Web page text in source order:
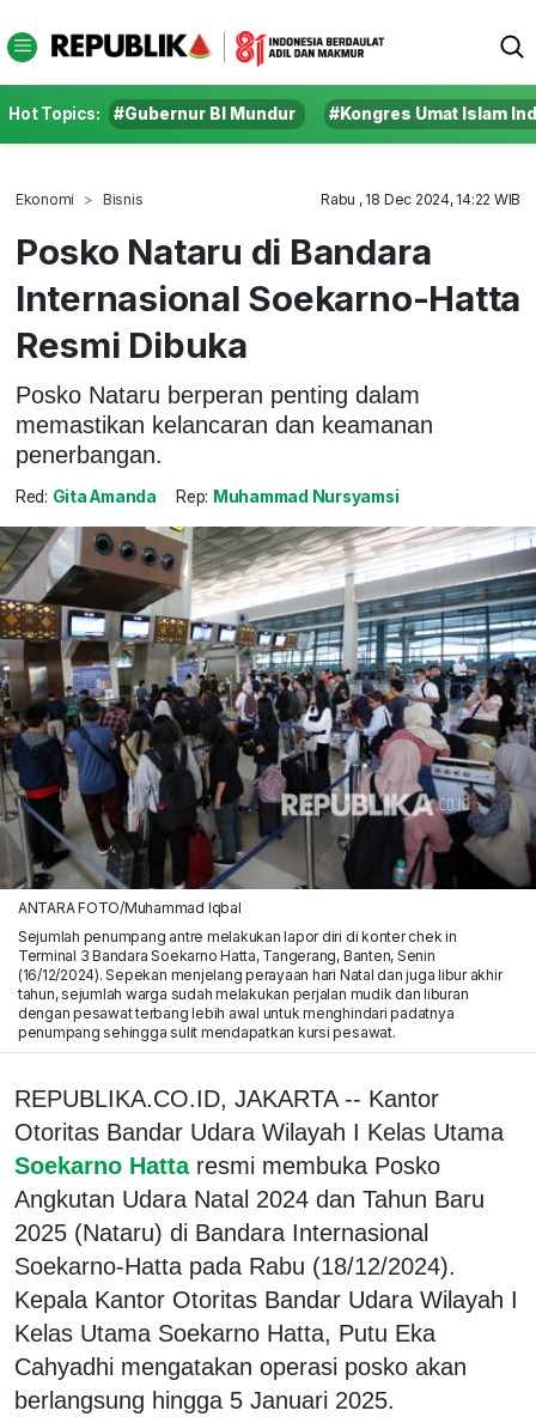
Hot Topics: #Gubernur BI Mundur #Kongres Umat Islam
Ekonomi Bisnis Rabu , 18 Dec 2024, 14:22 WIB
Posko Nataru di Bandara
Internasional Soekarno-Hatta
Resmi Dibuka
Posko Nataru berperan penting dalam
memastikan kelancaran dan keamanan
penerbangan.
Red: Gita Amanda Rep: Muhammad Nursyamsi
ANTARA FOTO/Muhammad Iqbal
Sejumlah penumpang antre melakukan lapor diri di konter chek in
Terminal 3 Bandara Soekarno Hatta, Tangerang, Banten, Senin
(16/12/2024). Sepekan menjelang perayaan hari Natal dan juga libur akhir
tahun, sejumlah warga sudah melakukan perjalan mudik dan liburan
dengan pesawat terbang lebih awal untuk menghindari padatnya
penumpang sehingga sulit mendapatkan kursi pesawat.
REPUBLIKA.CO.ID, JAKARTA -- Kantor
Otoritas Bandar Udara Wilayah I Kelas Utama
Soekarno Hatta resmi membuka Posko
Angkutan Udara Natal 2024 dan Tahun Baru
2025 (Nataru) di Bandara Internasional
Soekarno-Hatta pada Rabu (18/12/2024).
Kepala Kantor Otoritas Bandar Udara Wilayah I
Kelas Utama Soekarno Hatta, Putu Eka
Cahyadhi mengatakan operasi posko akan
berlangsung hingga 5 Januari 2025.